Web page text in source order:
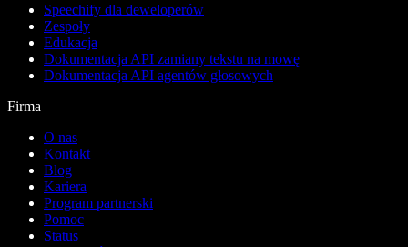
Speechify dla deweloperów
Zespoły
Edukacja
Dokumentacja API zamiany tekstu na mowę
Dokumentacja API agentów głosowych
Firma
O nas
Kontakt
Blog
Kariera
Program partnerski
Pomoc
Status